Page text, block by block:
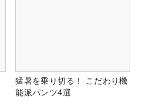
猛暑を乗り切る！ こだわり機
能派パンツ4選